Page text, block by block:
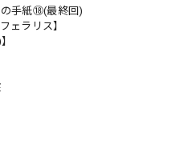
手紙⑱(最終回)
ェラリス】